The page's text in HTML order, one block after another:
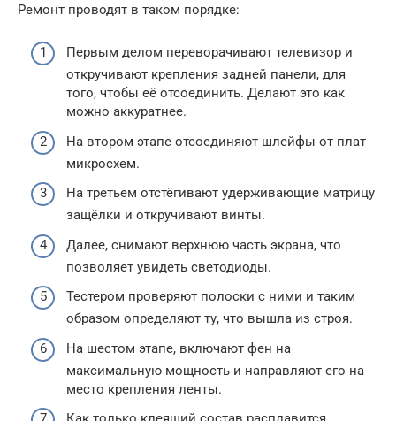
Ремонт проводят в таком порядке:
Первым делом переворачивают телевизор и
откручивают крепления задней панели, для
того, чтобы её отсоединить. Делают это как
можно аккуратнее.
На втором этапе отсоединяют шлейфы от плат
микросхем.
На третьем отстёгивают удерживающие матрицу
защёлки и откручивают винты.
Далее, снимают верхнюю часть экрана, что
позволяет увидеть светодиоды.
Тестером проверяют полоски с ними и таким
образом определяют ту, что вышла из строя.
На шестом этапе, включают фен на
максимальную мощность и направляют его на
место крепления ленты.